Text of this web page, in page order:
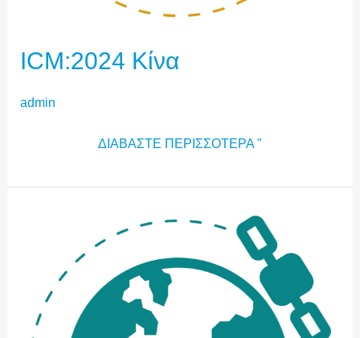
ICM:2024 Κίνα
admin
ΔΙΑΒΆΣΤΕ ΠΕΡΙΣΣΌΤΕΡΑ "
ICM:2024
ΛΊΒΑΝΟΣ